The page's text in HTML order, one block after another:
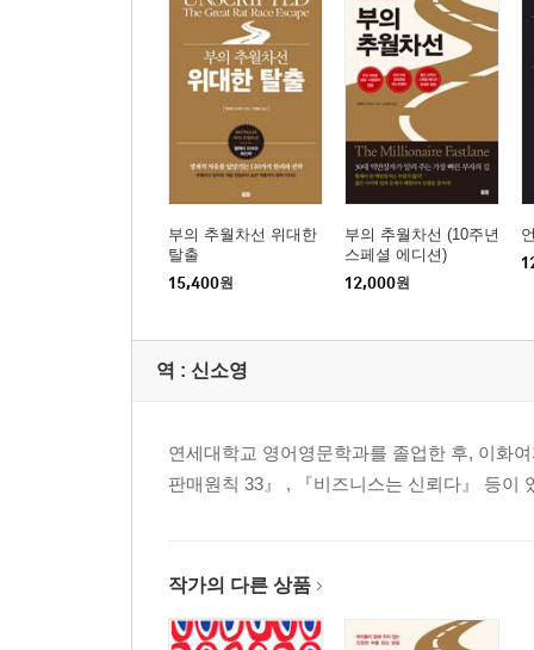
27 시스템과 돈 나무를 키우는 교육
28 시스템과 사업에 진정으로 헌신하고 있는가
7장 제한 속도 없이 달릴 수 있는 멋진 길이 있다
29 올바른 길로 가야 부로 통한다
30 돈을 좇지 말고 욕구를 좇으라
31 진입 장벽이 높거나 남달리 탁월하거나
32 통제권을 갖고 있어야 큰돈을 만질 수 있다
33 사업의 힘은 규모에서 나온다
34 시간을 쏟아 붓지 않아도 돈이 되는 사업
37 재무적 문맹 상태를 벗어나라
8장 당신의 실행력이 당신의 최고 속도다
38 아이디어를 실행하는 사람이 모든 것을 소유한
41 사업 파트너십은 결혼만큼 중요하다
42 경쟁사를 어떻게 활용해야 할까?
43 추월차선 비즈니스의 접근 포인트
부의 추월차선 위대한
탈출
15,400원
부의 추월차선 (10주년
스페셜 에디션)
12,000원
역 : 신소영
연세대학교 영어영문학과를 졸업한 후, 이화
판매원칙 33』 , 『비즈니스는 신뢰다』 등이
작가의 다른 상품